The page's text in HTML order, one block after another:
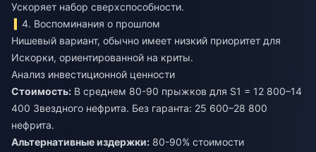
Ускоряет набор сверхспособности.
4. Воспоминания о прошлом
Нишевый вариант, обычно имеет низкий приоритет для
Искорки, ориентированной на криты.
Анализ инвестиционной ценности
Стоимость: В среднем 80-90 прыжков для S1 = 12 800–14
400 Звездного нефрита. Без гаранта: 25 600–28 800
нефрита.
Альтернативные издержки: 80-90% стоимости